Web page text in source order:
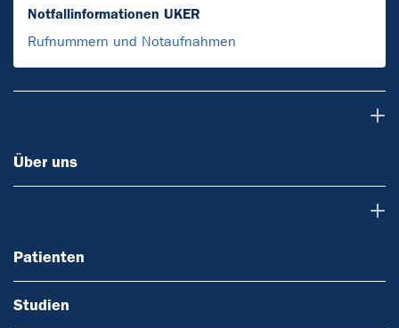
Notfallinformationen UKER
Rufnummern und Notaufnahmen
Über uns
Patienten
Studien